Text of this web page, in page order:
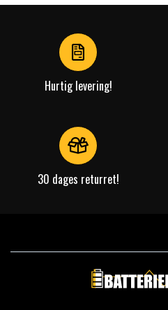
1
Hurtig levering!
30 dages returret!